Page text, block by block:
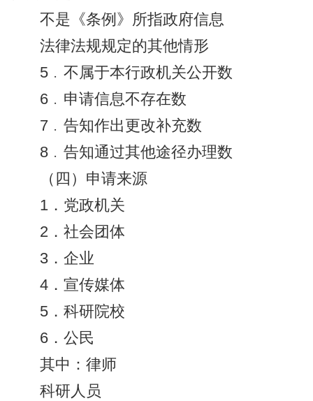
不是《条例》所指政府信息
法律法规规定的其他情形
5﹒不属于本行政机关公开数
6﹒申请信息不存在数
7﹒告知作出更改补充数
8﹒告知通过其他途径办理数
（四）申请来源
1．党政机关
2．社会团体
3．企业
4．宣传媒体
5．科研院校
6．公民
其中：律师
科研人员